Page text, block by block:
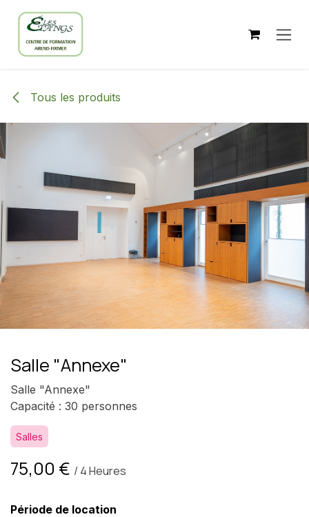
Tous les produits
Salle "Annexe"
Salle "Annexe"
Capacité : 30 personnes
Salles
75,00 € / 4Heures
Période de location